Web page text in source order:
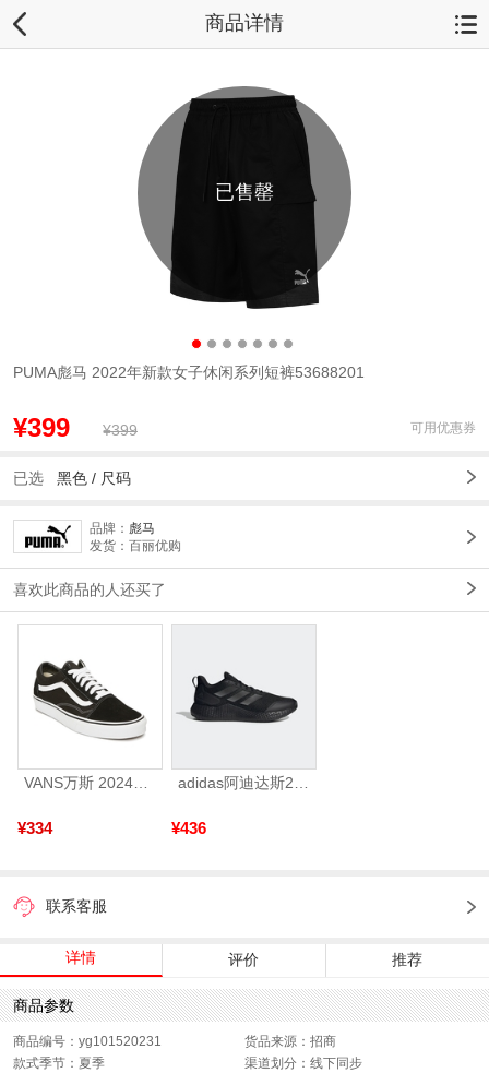
商品详情
已售罄
PUMA彪马 2022年新款女子休闲系列短裤53688201
¥399 ¥399 可用优惠券
已选 黑色 / 尺码
品牌： 彪马
发货：百丽优购
喜欢此商品的人还买了
VANS万斯 2024年新款中性OldSkool帆布鞋/硫化鞋VN000D3HY28（延续款）
¥334 ¥436
联系客服
详情 评价 推荐
商品参数
商品编号：yg101520231
货品来源：招商
款式季节：夏季
渠道划分：线下同步